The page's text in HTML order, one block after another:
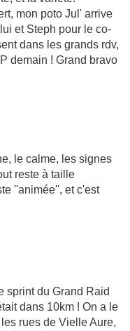
mon poto Jul' arrive
et Steph pour le co-
dans les grands rdv,
demain ! Grand bravo
le calme, les signes
reste à taille
''animée'', et c'est
sprint du Grand Raid
dans 10km ! On a le
rues de Vielle Aure,